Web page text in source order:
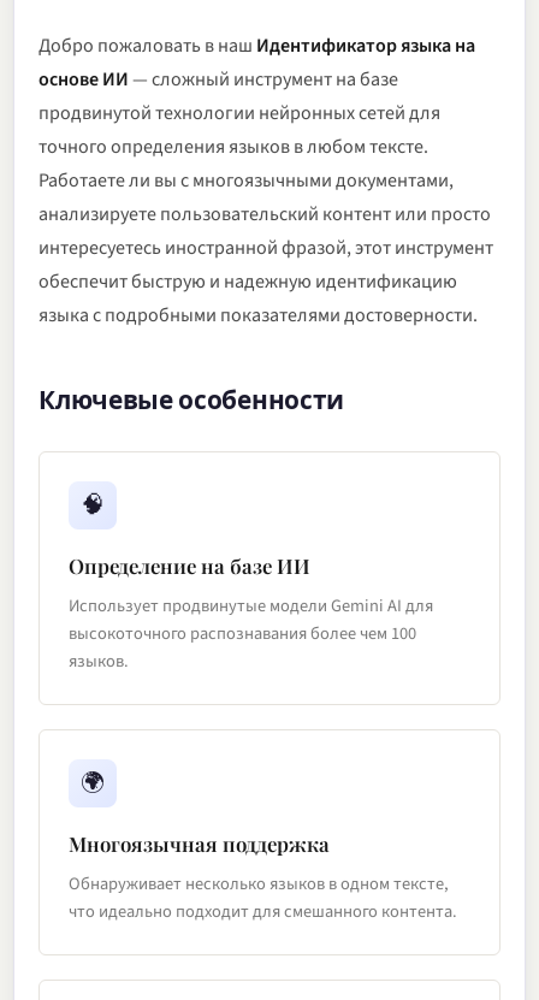
Добро пожаловать в наш Идентификатор языка на
основе ИИ— сложный инструмент на базе
продвинутой технологии нейронных сетей для
точного определения языков в любом тексте.
Работаете ли вы с многоязычными документами,
анализируете пользовательский контент или просто
интересуетесь иностранной фразой, этот инструмент
обеспечит быструю и надежную идентификацию
языка с подробными показателями достоверности.
Ключевые особенности
🧠
Определение на базе ИИ
Использует продвинутые модели Gemini AI для
высокоточного распознавания более чем 100
языков.
🌍
Многоязычная поддержка
Обнаруживает несколько языков в одном тексте,
что идеально подходит для смешанного контента.